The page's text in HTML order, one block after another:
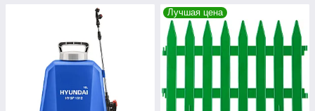
Лучшая цена